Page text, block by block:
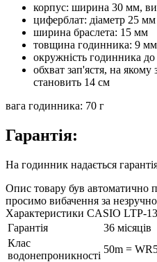
корпус: ширина 30 мм,
циферблат: діаметр 25 мм
ширина браслета: 15 мм
товщина годинника: 9 мм
окружність годинника
обхват зап'ястя, на
становить 14 см
вага годинника: 70 г
Гарантія:
На годинник надається
Опис товару був автоматично
просимо вибачення за
Характеристики CASIO LTP-
Гарантія
36 місяців
Клас
водонепроникності
50m =